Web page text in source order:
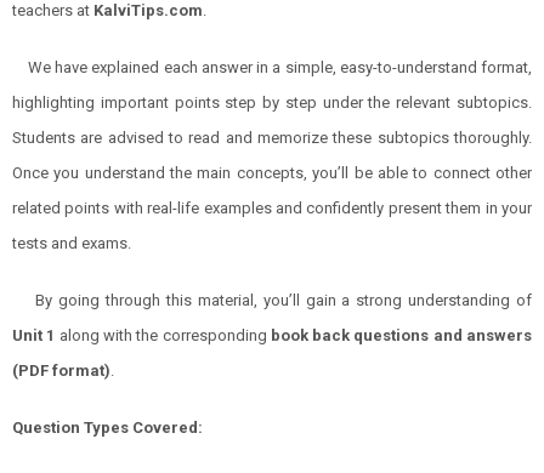
teachers at KalviTips.com.
We have explained each answer in a simple, easy-to-understand format,
highlighting important points step by step under the relevant subtopics.
Students are advised to read and memorize these subtopics thoroughly.
Once you understand the main concepts, you’ll be able to connect other
related points with real-life examples and confidently present them in your
tests and exams.
By going through this material, you’ll gain a strong understanding of
Unit 1 along with the corresponding book back questions and answers
(PDF format).
Question Types Covered: